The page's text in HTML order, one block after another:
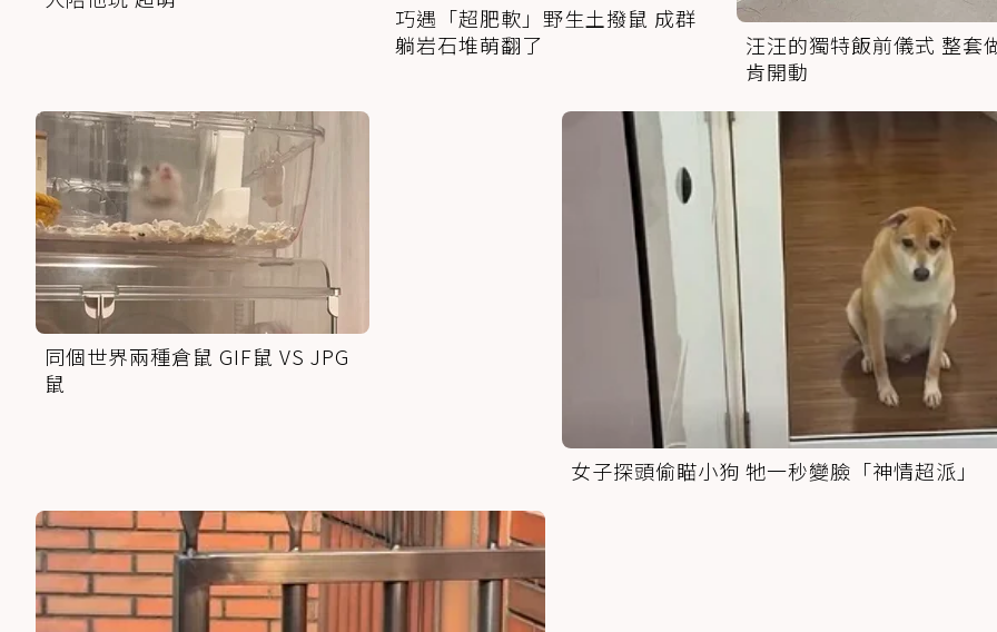
巧遇「超肥軟」野生土撥鼠 成群
躺岩石堆萌翻了
汪汪的獨特飯前儀式 整套
肯開動
同個世界兩種倉鼠 GIF鼠 VS JPG
鼠
女子探頭偷瞄小狗 牠一秒變臉「神情超派」